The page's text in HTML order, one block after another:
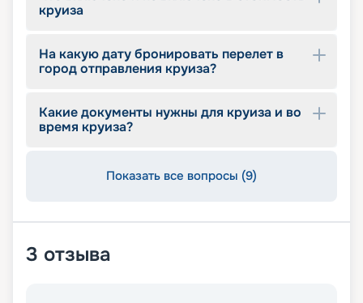
круиза
На какую дату бронировать перелет в
город отправления круиза?
Какие документы нужны для круиза и во
время круиза?
Показать все вопросы (9)
3 отзыва